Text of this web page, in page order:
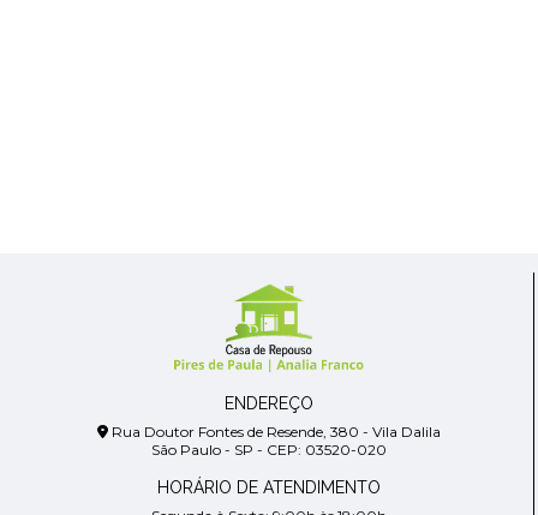
ENDEREÇO
Rua Doutor Fontes de Resende, 380 - Vila Dalila
São Paulo - SP - CEP: 03520-020
HORÁRIO DE ATENDIMENTO